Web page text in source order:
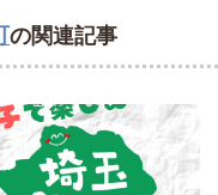
の関連記事